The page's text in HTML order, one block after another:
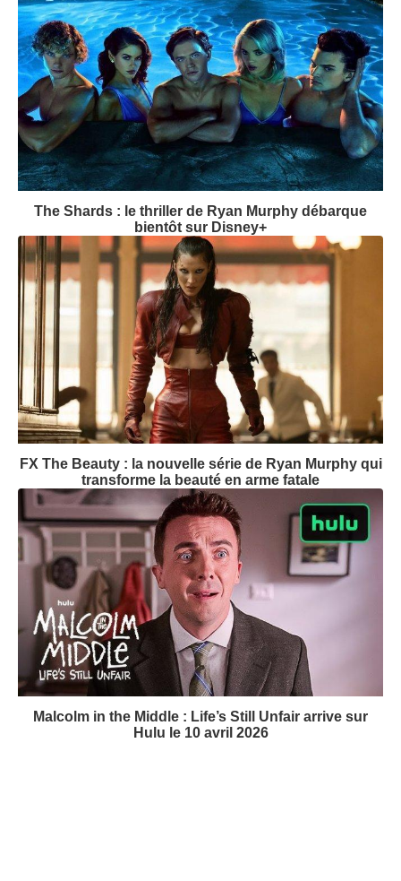
The Shards : le thriller de Ryan Murphy débarque
bientôt sur Disney+
FX The Beauty : la nouvelle série de Ryan Murphy qui
transforme la beauté en arme fatale
Malcolm in the Middle : Life’s Still Unfair arrive sur
Hulu le 10 avril 2026